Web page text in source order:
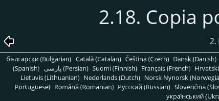
2.18. Copia
2.
български (Bulgarian) Català (Catalan) Čeština (Czech) Dansk (Danish)
(Spanish)
پارسی (Persian) Suomi (Finnish) Français (French)
Lietuvis (Lithuanian) Nederlands (Dutch) Norsk Nynorsk
Portuguese) Română (Romanian) Pусский (Russian) Slovenčina
український